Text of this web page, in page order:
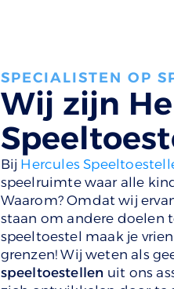
SPECIALISTEN OP
Wij zijn
Bij Hercules
speelruimte waar alle
Waarom? Omdat wij
staan om andere doelen
speeltoestel maak je
grenzen! Wij weten als
speeltoestellen uit ons